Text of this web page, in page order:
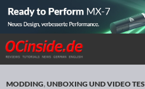
Redaktion ocinside.de PC
Suchen
ZUM INHALT SPRINGEN
MODDING,UNBOXING UND VIDEO